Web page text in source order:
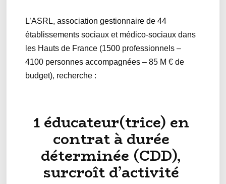
L’ASRL, association gestionnaire de 44
établissements sociaux et médico-sociaux dans
les Hauts de France (1500 professionnels –
4100 personnes accompagnées – 85 M € de
budget), recherche :
1 éducateur(trice) en
contrat à durée
déterminée (CDD),
surcroît d’activité